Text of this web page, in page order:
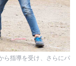
ら指導を受け、さらにパ